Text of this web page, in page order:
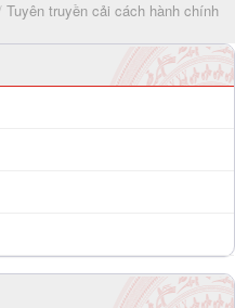
Tuyên truyền cải cách hành chính